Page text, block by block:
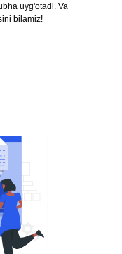
uyg'otadi. Va
bilamiz!